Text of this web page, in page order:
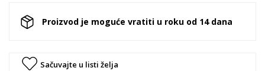
Proizvod je moguće vratiti u roku od 14 dana
Sačuvajte u listi želja